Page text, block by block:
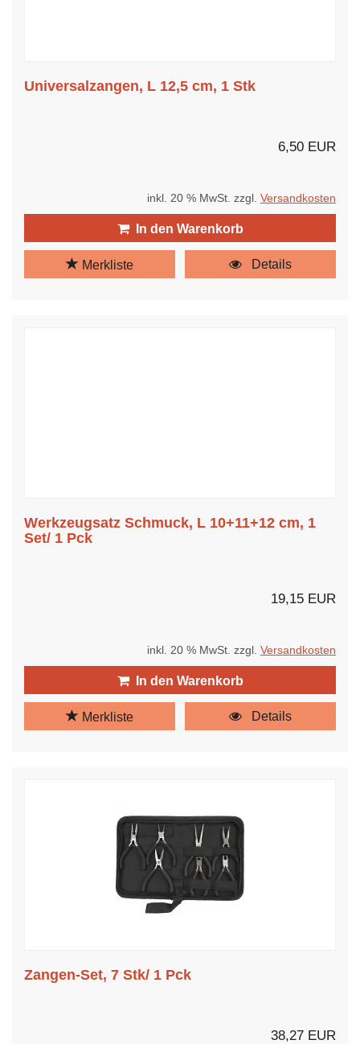
Universalzangen, L 12,5 cm, 1 Stk
6,50 EUR
inkl. 20 % MwSt. zzgl. Versandkosten
In den Warenkorb
Merkliste Details
Werkzeugsatz Schmuck, L 10+11+12 cm, 1
Set/ 1 Pck
19,15 EUR
inkl. 20 % MwSt. zzgl. Versandkosten
In den Warenkorb
Merkliste Details
Zangen-Set, 7 Stk/ 1 Pck
38,27 EUR